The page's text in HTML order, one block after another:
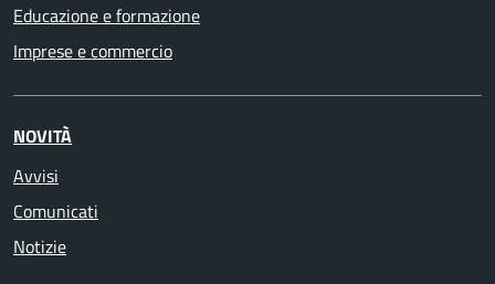
Educazione e formazione
Imprese e commercio
NOVITÀ
Avvisi
Comunicati
Notizie